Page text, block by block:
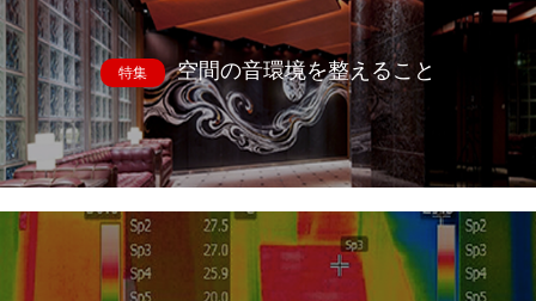
特集 空間の音環境を整えること